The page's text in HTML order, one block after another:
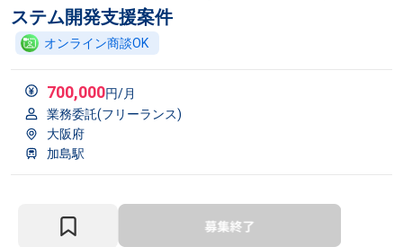
ステム開発支援案件
オンライン商談OK
700,000円/月
業務委託(フリーランス)
大阪府
加島駅